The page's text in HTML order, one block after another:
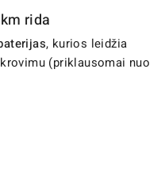
rida
, kurios leidžia
(priklausomai nuo